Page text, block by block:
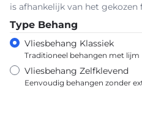
is afhankelijk van het gekozen
Type Behang
Vliesbehang Klassiek
Traditioneel behangen met lijm
Vliesbehang Zelfklevend
Eenvoudig behangen zonder